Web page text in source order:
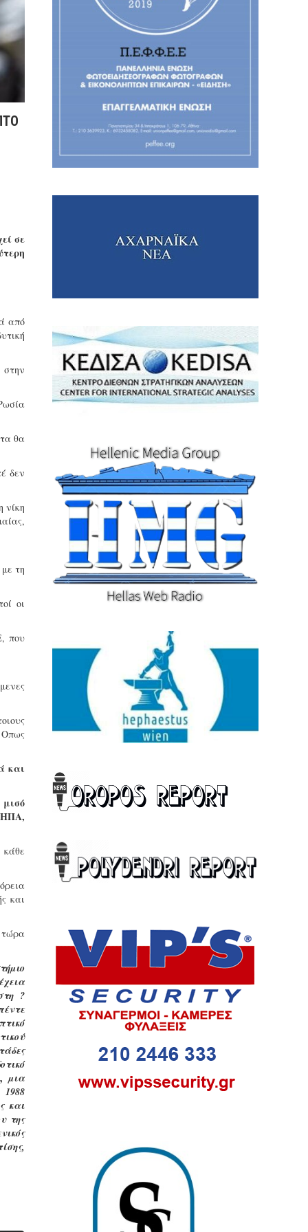
σε
από
θα
δεν
νίκη
τη
οι
που
Οπως
και
ΗΠΑ,
και
τώρα
?
µια
και
της